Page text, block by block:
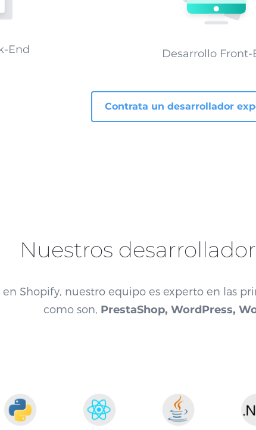
End Desarrollo Front-
Contrata un desarrollador
Nuestros
Shopify, nuestro equipo es experto en las
como son, PrestaShop, WordPress,